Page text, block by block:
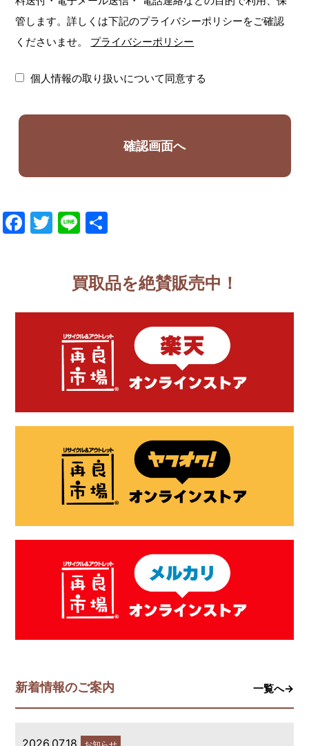
管します。詳しくは下記のプライバシーポリシーをご確認
くださいませ。
プライバシーポリシー
個人情報の取り扱いについて同意する
Facebook
Twitter
Line
買取品を絶賛販売中！
新着情報のご案内 一覧へ→
2026.07.18